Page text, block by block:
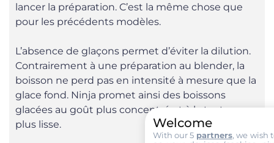
lancer la préparation. C’est la même chose que
pour les précédents modèles.
L’absence de glaçons permet d’éviter la dilution.
Contrairement à une préparation au blender, la
boisson ne perd pas en intensité à mesure que la
glace fond. Ninja promet ainsi des boissons
glacées au goût plus concentré et à la texture
plus lisse.
Welcome
With our 5 partners, we wish